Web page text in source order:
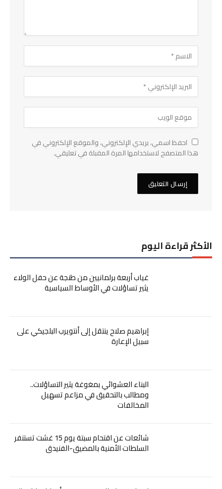
احفظ اسمي، بريدي الإلكتروني، والموقع الإلكتروني في
هذا المتصفح لاستخدامها المرة المقبلة في تعليقي.
الأكثر قراءة اليوم
غياب أربعة برلمانيين من طنجة عن حفل الولاء
يثير تساؤلات في الأوساط السياسية
إبراهيم صلاح ينتقل إلى أنتويرب البلجيكي على
سبيل الإعارة
البناء العشوائي بمغوغة يثير التساؤلات..
ومطالب بالتحقيق في مزاعم تسهيل
المخالفات
شائعات عن اقتحام سبتة يوم 15 غشت تستنفر
السلطات الأمنية بالمضيق-الفنيدق